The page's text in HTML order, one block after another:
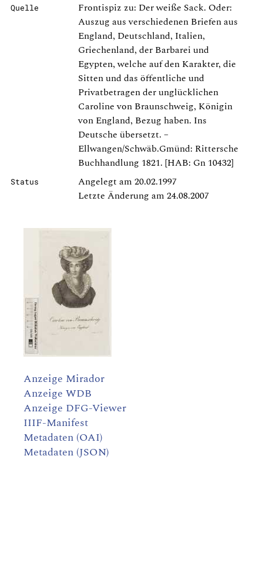
Quelle
Frontispiz zu: Der weiße Sack. Oder:
Auszug aus verschiedenen Briefen aus
England, Deutschland, Italien,
Griechenland, der Barbarei und
Egypten, welche auf den Karakter, die
Sitten und das öffentliche und
Privatbetragen der unglücklichen
Caroline von Braunschweig, Königin
von England, Bezug haben. Ins
Deutsche übersetzt. –
Ellwangen/Schwäb.Gmünd: Rittersche
Buchhandlung 1821. [HAB: Gn 10432]
Status
Angelegt am 20.02.1997
Letzte Änderung am 24.08.2007
Anzeige Mirador
Anzeige WDB
Anzeige DFG-Viewer
IIIF-Manifest
Metadaten (OAI)
Metadaten (JSON)